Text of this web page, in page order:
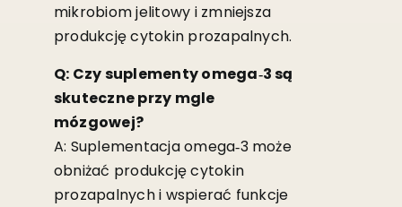
mikrobiom jelitowy i zmniejsza
produkcję cytokin prozapalnych.
Q: Czy suplementy omega‑3 są
skuteczne przy mgle
mózgowej?
A: Suplementacja omega‑3 może
obniżać produkcję cytokin
prozapalnych i wspierać funkcje